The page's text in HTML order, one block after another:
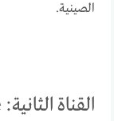
الصينية.
القناة الثانية: Madrasetna Breaketime